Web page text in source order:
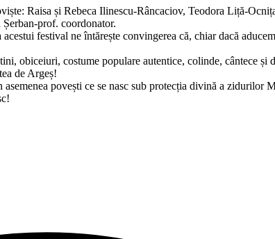
Raisa și Rebeca Ilinescu-Râncaciov, Teodora Liță-
prof. coordonator.
festival ne întărește convingerea că, chiar dacă
obiceiuri, costume populare autentice, colinde, cântece și
de Argeș!
povești ce se nasc sub protecția divină a zidurilor